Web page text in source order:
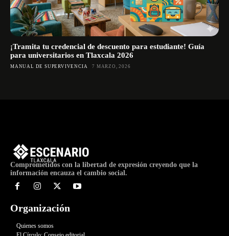
¡Tramita tu credencial de descuento para estudiante! Guía
para universitarios en Tlaxcala 2026
MANUAL DE SUPERVIVENCIA 7 MARZO, 2026
Comprometidos con la libertad de expresión creyendo que la
información encauza el cambio social.
Organización
Quienes somos